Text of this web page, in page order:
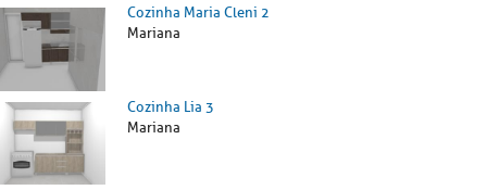
Cozinha Maria Cleni 2
Mariana
Cozinha Lia 3
Mariana